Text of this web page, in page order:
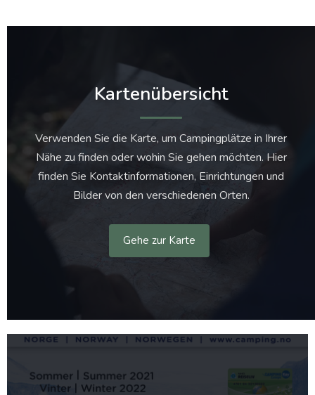
Kartenübersicht
Verwenden Sie die Karte, um Campingplätze in Ihrer
Nähe zu finden oder wohin Sie gehen möchten. Hier
finden Sie Kontaktinformationen, Einrichtungen und
Bilder von den verschiedenen Orten.
Gehe zur Karte